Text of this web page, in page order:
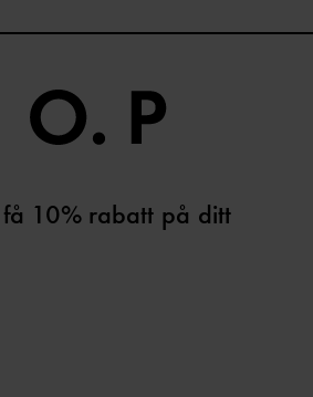
10% rabatt på ditt